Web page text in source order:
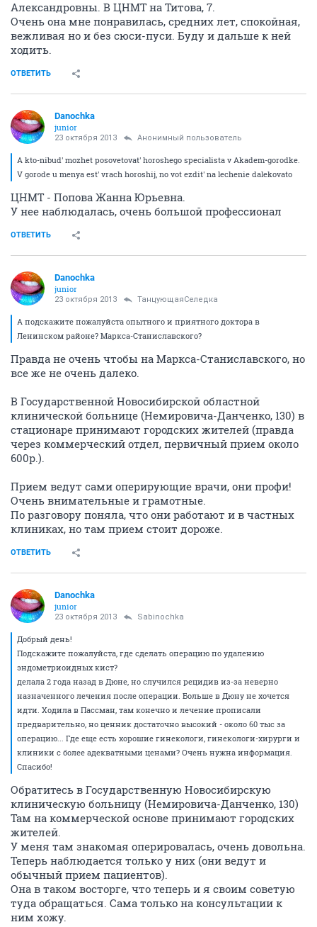
Александровны. В ЦНМТ на Титова, 7.
Очень она мне понравилась, средних лет, спокойная,
вежливая но и без сюси-пуси. Буду и дальше к ней
ходить.
ОТВЕТИТЬ
Danochka
junior
23 октября 2013 Анонимный пользователь
A kto-nibud' mozhet posovetovat' horoshego specialista v Akadem-gorodke.
V gorode u menya est' vrach horoshij, no vot ezdit' na lechenie dalekovato
ЦНМТ - Попова Жанна Юрьевна.
У нее наблюдалась, очень большой профессионал
ОТВЕТИТЬ
Danochka
junior
23 октября 2013 ТанцующаяСеледка
А подскажите пожалуйста опытного и приятного доктора в
Ленинском районе? Маркса-Станиславского?
Правда не очень чтобы на Маркса-Станиславского, но
все же не очень далеко.
В Государственной Новосибирской областной
клинической больнице (Немировича-Данченко, 130) в
стационаре принимают городских жителей (правда
через коммерческий отдел, первичный прием около
600р.).
Прием ведут сами оперирующие врачи, они профи!
Очень внимательные и грамотные.
По разговору поняла, что они работают и в частных
клиниках, но там прием стоит дороже.
ОТВЕТИТЬ
Danochka
junior
23 октября 2013 Sabinochka
Добрый день!
Подскажите пожалуйста, где сделать операцию по удалению
эндометриоидных кист?
делала 2 года назад в Дюне, но случился рецидив из-за неверно
назначенного лечения после операции. Больше в Дюну не хочется
идти. Ходила в Пассман, там конечно и лечение прописали
предварительно, но ценник достаточно высокий - около 60 тыс за
операцию... Где еще есть хорошие гинекологи, гинекологи-хирурги и
клиники с более адекватными ценами? Очень нужна информация.
Спасибо!
Обратитесь в Государственную Новосибирскую
клиническую больницу (Немировича-Данченко, 130)
Там на коммерческой основе принимают городских
жителей.
У меня там знакомая оперировалась, очень довольна.
Теперь наблюдается только у них (они ведут и
обычный прием пациентов).
Она в таком восторге, что теперь и я своим советую
туда обращаться. Сама только на консультации к
ним хожу.